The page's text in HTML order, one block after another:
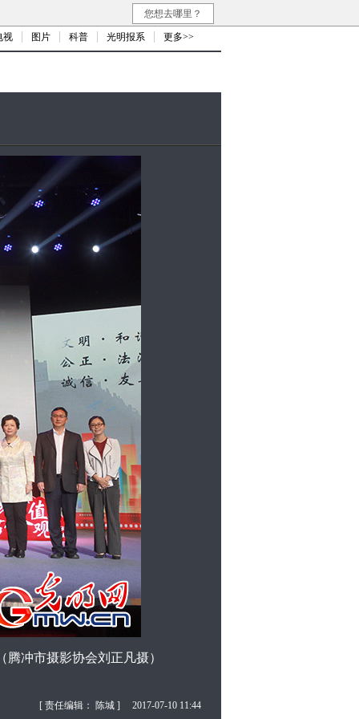
您想去哪里？
视 图片 科普 光明报系 更多>>
腾冲市摄影协会刘正凡摄）
[ 责任编辑： 陈城 ] 2017-07-10 11:44